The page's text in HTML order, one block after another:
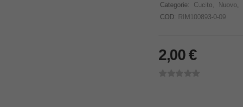
Categorie: Cucito Nuovo
COD: RIM100893-0-09
2,00€